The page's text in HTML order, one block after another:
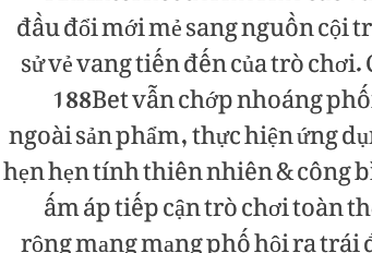
đầu đổi mới mẻ sang nguồn
sử vẻ vang tiến đến của trò
188Bet vẫn chớp nhoáng
ngoài sản phẩm, thực hiện ứng
hẹn hẹn tính thiên nhiên & công
ấm áp tiếp cận trò chơi toàn